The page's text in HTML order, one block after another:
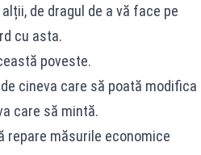
de dragul de a vă face pe
cu asta.
poveste.
cineva care să poată modifica
care să mintă.
repare măsurile economice